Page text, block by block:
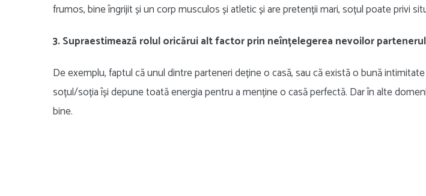
frumos, bine îngrijit și un corp musculos și atletic și are pretenții mari, soțul poate privi
3. Supraestimează rolul oricărui alt factor prin neînțelegerea nevoilor
De exemplu, faptul că unul dintre parteneri deține o casă, sau că există o bună
soțul/soția își depune toată energia pentru a menține o casă perfectă. Dar în alte
bine.